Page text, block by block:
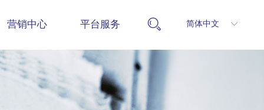
ꀅ
简体中文
营销中心 平台服务